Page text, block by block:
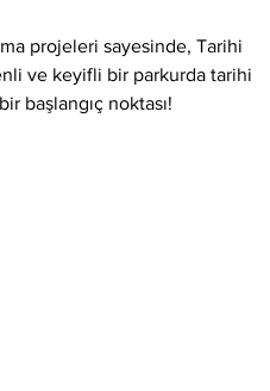
projeleri sayesinde, Tarihi
ve keyifli bir parkurda tarihi
başlangıç noktası!